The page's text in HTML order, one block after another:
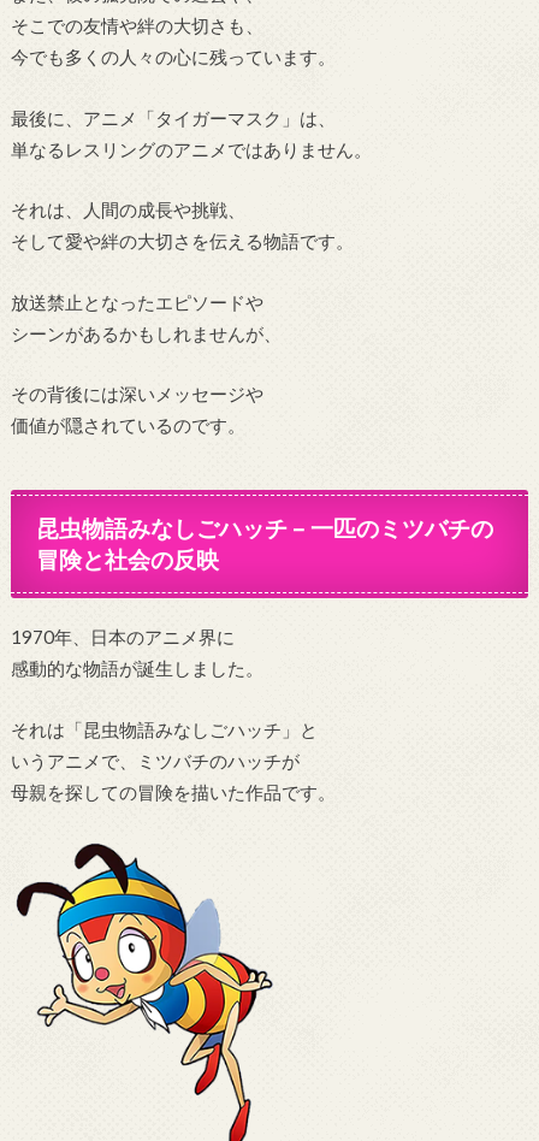
そこでの友情や絆の大切さも、
今でも多くの人々の心に残っています。
最後に、アニメ「タイガーマスク」は、
単なるレスリングのアニメではありません。
それは、人間の成長や挑戦、
そして愛や絆の大切さを伝える物語です。
放送禁止となったエピソードや
シーンがあるかもしれませんが、
その背後には深いメッセージや
価値が隠されているのです。
昆虫物語みなしごハッチ – 一匹のミツバチの
冒険と社会の反映
1970年、日本のアニメ界に
感動的な物語が誕生しました。
それは「昆虫物語みなしごハッチ」と
いうアニメで、ミツバチのハッチが
母親を探しての冒険を描いた作品です。